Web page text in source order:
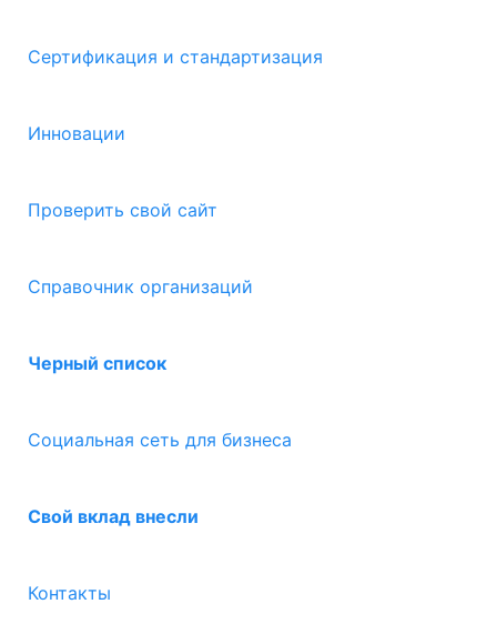
Сертификация и стандартизация
Инновации
Проверить свой сайт
Справочник организаций
Черный список
Социальная сеть для бизнеса
Свой вклад внесли
Контакты